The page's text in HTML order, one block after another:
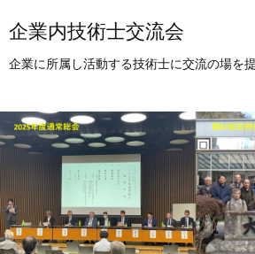
企業内技術士交流会
企業に所属し活動する技術士に交流の場を